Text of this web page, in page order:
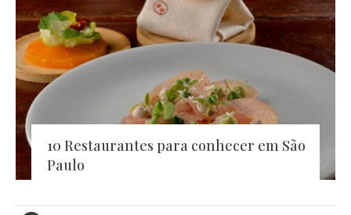
10 Restaurantes para conhecer em São
Paulo